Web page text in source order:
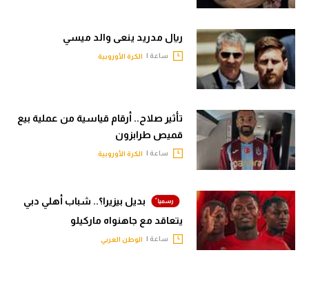
ريال مدريد ينعى والد ميسي
ساعة | الكرة الأوروبية
تأثير صلاح.. أرقام قياسية من عملية بيع
قميص طرابزون
ساعة | الكرة الأوروبية
بديل بيزيرا؟.. شباب أهلي دبي
يتعاقد مع جاهنواه ماركيلو
ساعة | الوطن العربي